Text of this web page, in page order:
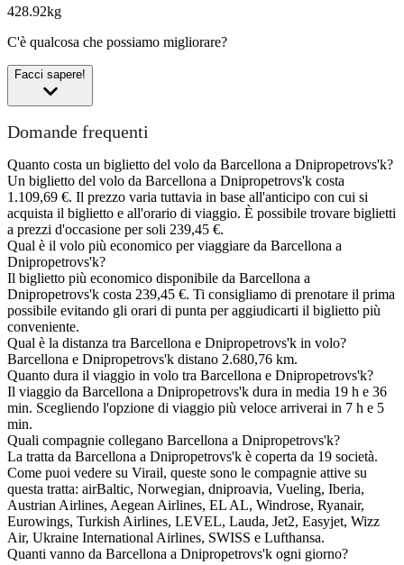
428.92kg
C'è qualcosa che possiamo migliorare?
Facci sapere!
Domande frequenti
Quanto costa un biglietto del volo da Barcellona a Dnipropetrovs'k?
Un biglietto del volo da Barcellona a Dnipropetrovs'k costa
1.109,69 €. Il prezzo varia tuttavia in base all'anticipo con cui si
acquista il biglietto e all'orario di viaggio. È possibile trovare biglietti
a prezzi d'occasione per soli 239,45 €.
Qual è il volo più economico per viaggiare da Barcellona a
Dnipropetrovs'k?
Il biglietto più economico disponibile da Barcellona a
Dnipropetrovs'k costa 239,45 €. Ti consigliamo di prenotare il prima
possibile evitando gli orari di punta per aggiudicarti il biglietto più
conveniente.
Qual è la distanza tra Barcellona e Dnipropetrovs'k in volo?
Barcellona e Dnipropetrovs'k distano 2.680,76 km.
Quanto dura il viaggio in volo tra Barcellona e Dnipropetrovs'k?
Il viaggio da Barcellona a Dnipropetrovs'k dura in media 19 h e 36
min. Scegliendo l'opzione di viaggio più veloce arriverai in 7 h e 5
min.
Quali compagnie collegano Barcellona a Dnipropetrovs'k?
La tratta da Barcellona a Dnipropetrovs'k è coperta da 19 società.
Come puoi vedere su Virail, queste sono le compagnie attive su
questa tratta: airBaltic, Norwegian, dniproavia, Vueling, Iberia,
Austrian Airlines, Aegean Airlines, EL AL, Windrose, Ryanair,
Eurowings, Turkish Airlines, LEVEL, Lauda, Jet2, Easyjet, Wizz
Air, Ukraine International Airlines, SWISS e Lufthansa.
Quanti vanno da Barcellona a Dnipropetrovs'k ogni giorno?